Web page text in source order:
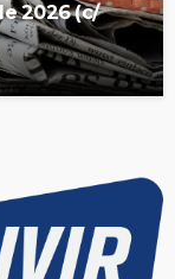
2026 (c/